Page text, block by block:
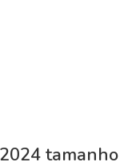
tamanho